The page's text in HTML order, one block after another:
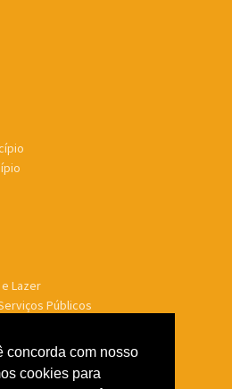
Lazer
Públicos
Agrário, Aquicultura e Pesca
concorda com nosso
cookies para